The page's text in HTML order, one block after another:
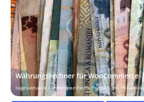
Währungsrechner für WooCommerce
tagesaktuelle Länderspezifische Preise – mit IP-